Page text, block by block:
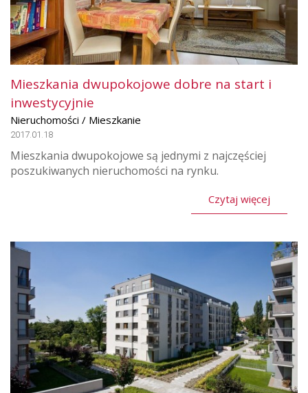
Mieszkania dwupokojowe dobre na start i
inwestycyjnie
Nieruchomości / Mieszkanie
2017.01.18
Mieszkania dwupokojowe są jednymi z najczęściej
poszukiwanych nieruchomości na rynku.
Czytaj więcej